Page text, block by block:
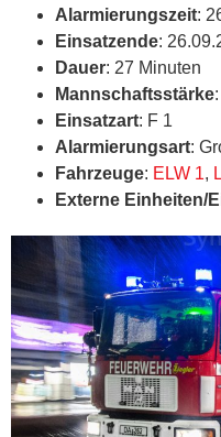
Alarmierungszeit:
Einsatzende:
Dauer: 27 Minuten
Mannschaftsstärke
Einsatzart: F 1
Alarmierungsart:
Fahrzeuge: ELW 1,
Externe Einheiten/